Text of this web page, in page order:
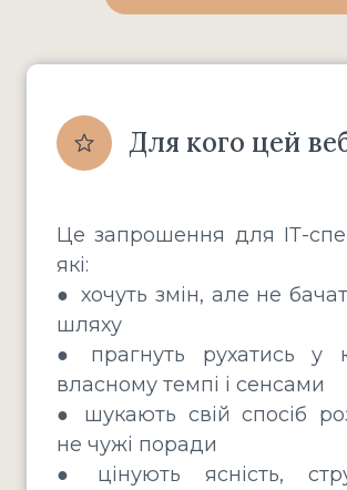
Для кого цей
Це запрошення для ІТ-
які:
● хочуть змін, але не
шляху
● прагнуть рухатись у
власному темпі і сенсами
● шукають свій спосіб
не чужі поради
● цінують ясність,